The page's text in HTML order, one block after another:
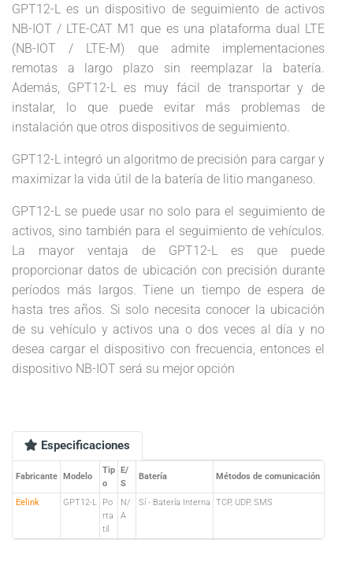
GPT12-L es un dispositivo de seguimiento de activos
NB-IOT / LTE-CAT M1 que es una plataforma dual LTE
(NB-IOT / LTE-M) que admite implementaciones
remotas a largo plazo sin reemplazar la batería.
Además, GPT12-L es muy fácil de transportar y de
instalar, lo que puede evitar más problemas de
instalación que otros dispositivos de seguimiento.
GPT12-L integró un algoritmo de precisión para cargar y
maximizar la vida útil de la batería de litio manganeso.
GPT12-L se puede usar no solo para el seguimiento de
activos, sino también para el seguimiento de vehículos.
La mayor ventaja de GPT12-L es que puede
proporcionar datos de ubicación con precisión durante
períodos más largos. Tiene un tiempo de espera de
hasta tres años. Si solo necesita conocer la ubicación
de su vehículo y activos una o dos veces al día y no
desea cargar el dispositivo con frecuencia, entonces el
dispositivo NB-IOT será su mejor opción
Especificaciones
Fabricante Modelo
Tip
o
E/
S
Batería Métodos de comunicación
Eelink GPT12-L
Po
rta
til
N/
A
Sí - Batería Interna TCP, UDP, SMS